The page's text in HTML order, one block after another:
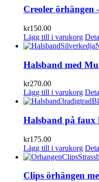
Creoler örhängen
kr150.00
Lägg till i varukorg
Halsband med
kr270.00
Lägg till i varukorg
Halsband på faux
kr175.00
Lägg till i varukorg
Clips örhängen